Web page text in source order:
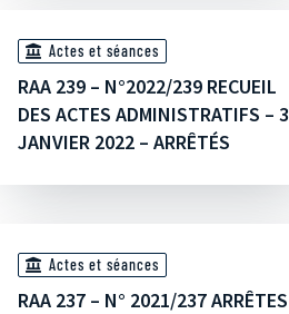
Actes et séances
RAA 239 – N°2022/239 RECUEIL
DES ACTES ADMINISTRATIFS – 3
JANVIER 2022 – ARRÊTÉS
Actes et séances
RAA 237 – N° 2021/237 ARRÊTES